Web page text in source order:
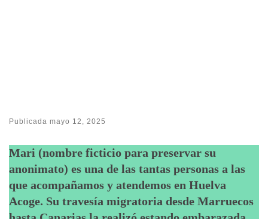
Publicada mayo 12, 2025
Mari (nombre ficticio para preservar su
anonimato) es una de las tantas personas a las
que acompañamos y atendemos en Huelva
Acoge. Su travesía migratoria desde Marruecos